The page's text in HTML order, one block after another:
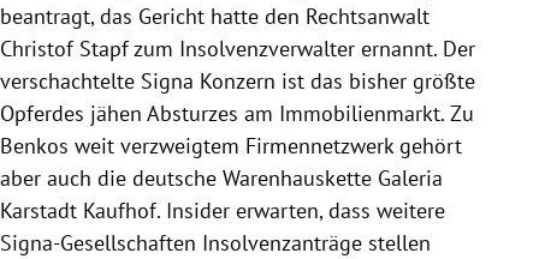
beantragt, das Gericht hatte den Rechtsanwalt
Christof Stapf zum Insolvenzverwalter ernannt. Der
verschachtelte Signa Konzern ist das bisher größte
Opferdes jähen Absturzes am Immobilienmarkt. Zu
Benkos weit verzweigtem Firmennetzwerk gehört
aber auch die deutsche Warenhauskette Galeria
Karstadt Kaufhof. Insider erwarten, dass weitere
Signa-Gesellschaften Insolvenzanträge stellen